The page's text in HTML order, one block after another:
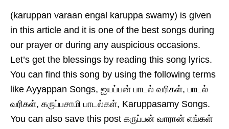
(karuppan varaan engal karuppa swamy) is given
in this article and it is one of the best songs during
our prayer or during any auspicious occasions.
Let’s get the blessings by reading this song lyrics.
You can find this song by using the following terms
like Ayyappan Songs, ஐயப்பன் பாடல் வரிகள், பாடல்
வரிகள், கருப்பசாமி பாடல்கள், Karuppasamy Songs.
You can also save this post கருப்பன் வாரான் எங்கள்